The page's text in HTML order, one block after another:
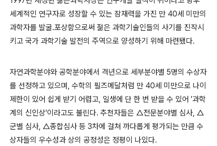
세계적인 연구자로 성장할 수 있는 잠재력을 가진 만 40세 미만의
과학자를 발굴․포상함으로써 젊은 과학기술인들의 사기를 진작시
키고 국가 과학기술 발전의 주역으로 양성하기 위해 마련됐다.
자연과학분야와 공학분야에서 격년으로 세부분야별 5명의 수상자
를 선정하고 있으며, 수학의 필즈메달처럼 만 40세 미만으로 나이
제한이 있어 쉽게 받기 어렵고, 일생에 단 한 번 받을 수 있어 '과학
계의 신인상'이라고도 불린다. 추천자들은 △전문분야별 심사, △
군별 심사, △종합심사 등 3차에 걸쳐 까다롭게 평가되는 만큼 수
상자들의 우수성과 상의 공정성은 정평이 나있다.